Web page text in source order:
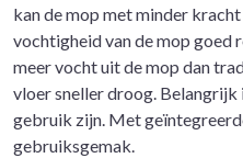
kan de mop met minder
vochtigheid van de mop goed
meer vocht uit de mop dan
vloer sneller droog. Belangrijk
gebruik zijn. Met
gebruiksgemak.